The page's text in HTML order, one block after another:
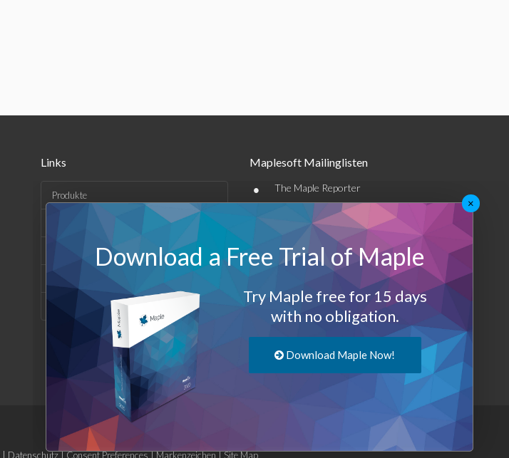
Links
Produkte
Support und Ressourcen
Unternehmen
Maplesoft Mailinglisten
• The Maple Reporter
• Weitere E-Mail-Angebote
Maplesoft Membership
Log-Out
Datenschutz|Consent Preferences|Markenzeichen|Site Map
×
Download a Free Trial of Maple
Try Maple free for 15 days
with no obligation.
Download Maple Now!